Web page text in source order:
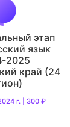
этап
язык
2025
край (24
г. | 300 ₽